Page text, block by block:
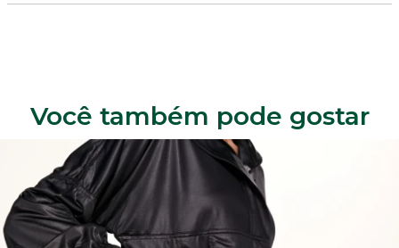
Você também pode gostar